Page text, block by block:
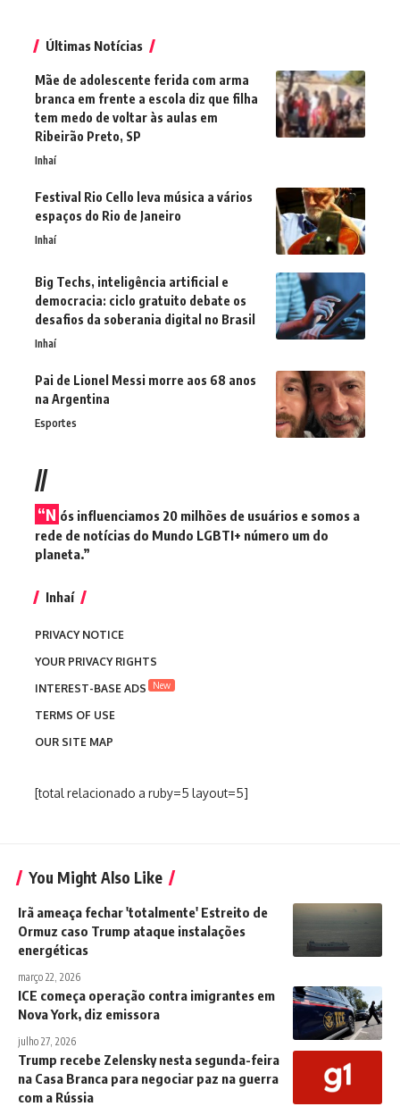
Últimas Notícias
Mãe de adolescente ferida com arma
branca em frente a escola diz que filha
tem medo de voltar às aulas em
Ribeirão Preto, SP
Inhaí
Festival Rio Cello leva música a vários
espaços do Rio de Janeiro
Inhaí
Big Techs, inteligência artificial e
democracia: ciclo gratuito debate os
desafios da soberania digital no Brasil
Inhaí
Pai de Lionel Messi morre aos 68 anos
na Argentina
Esportes
//
“N ós influenciamos 20 milhões de usuários e somos a
rede de notícias do Mundo LGBTI+ número um do
planeta.”
Inhaí
PRIVACY NOTICE
YOUR PRIVACY RIGHTS
INTEREST-BASE ADS
New
TERMS OF USE
OUR SITE MAP
[total relacionado a ruby=5 layout=5]
You Might Also Like
Irã ameaça fechar 'totalmente' Estreito de
Ormuz caso Trump ataque instalações
energéticas
março 22, 2026
ICE começa operação contra imigrantes em
Nova York, diz emissora
julho 27, 2026
Trump recebe Zelensky nesta segunda-feira
na Casa Branca para negociar paz na guerra
com a Rússia